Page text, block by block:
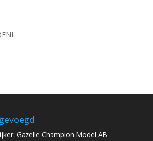
Gazelle Champion Model AB